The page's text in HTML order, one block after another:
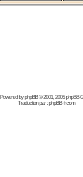
Powered byphpBB© 2001, 2005 phpBB
Traduction par :phpBB-fr.com